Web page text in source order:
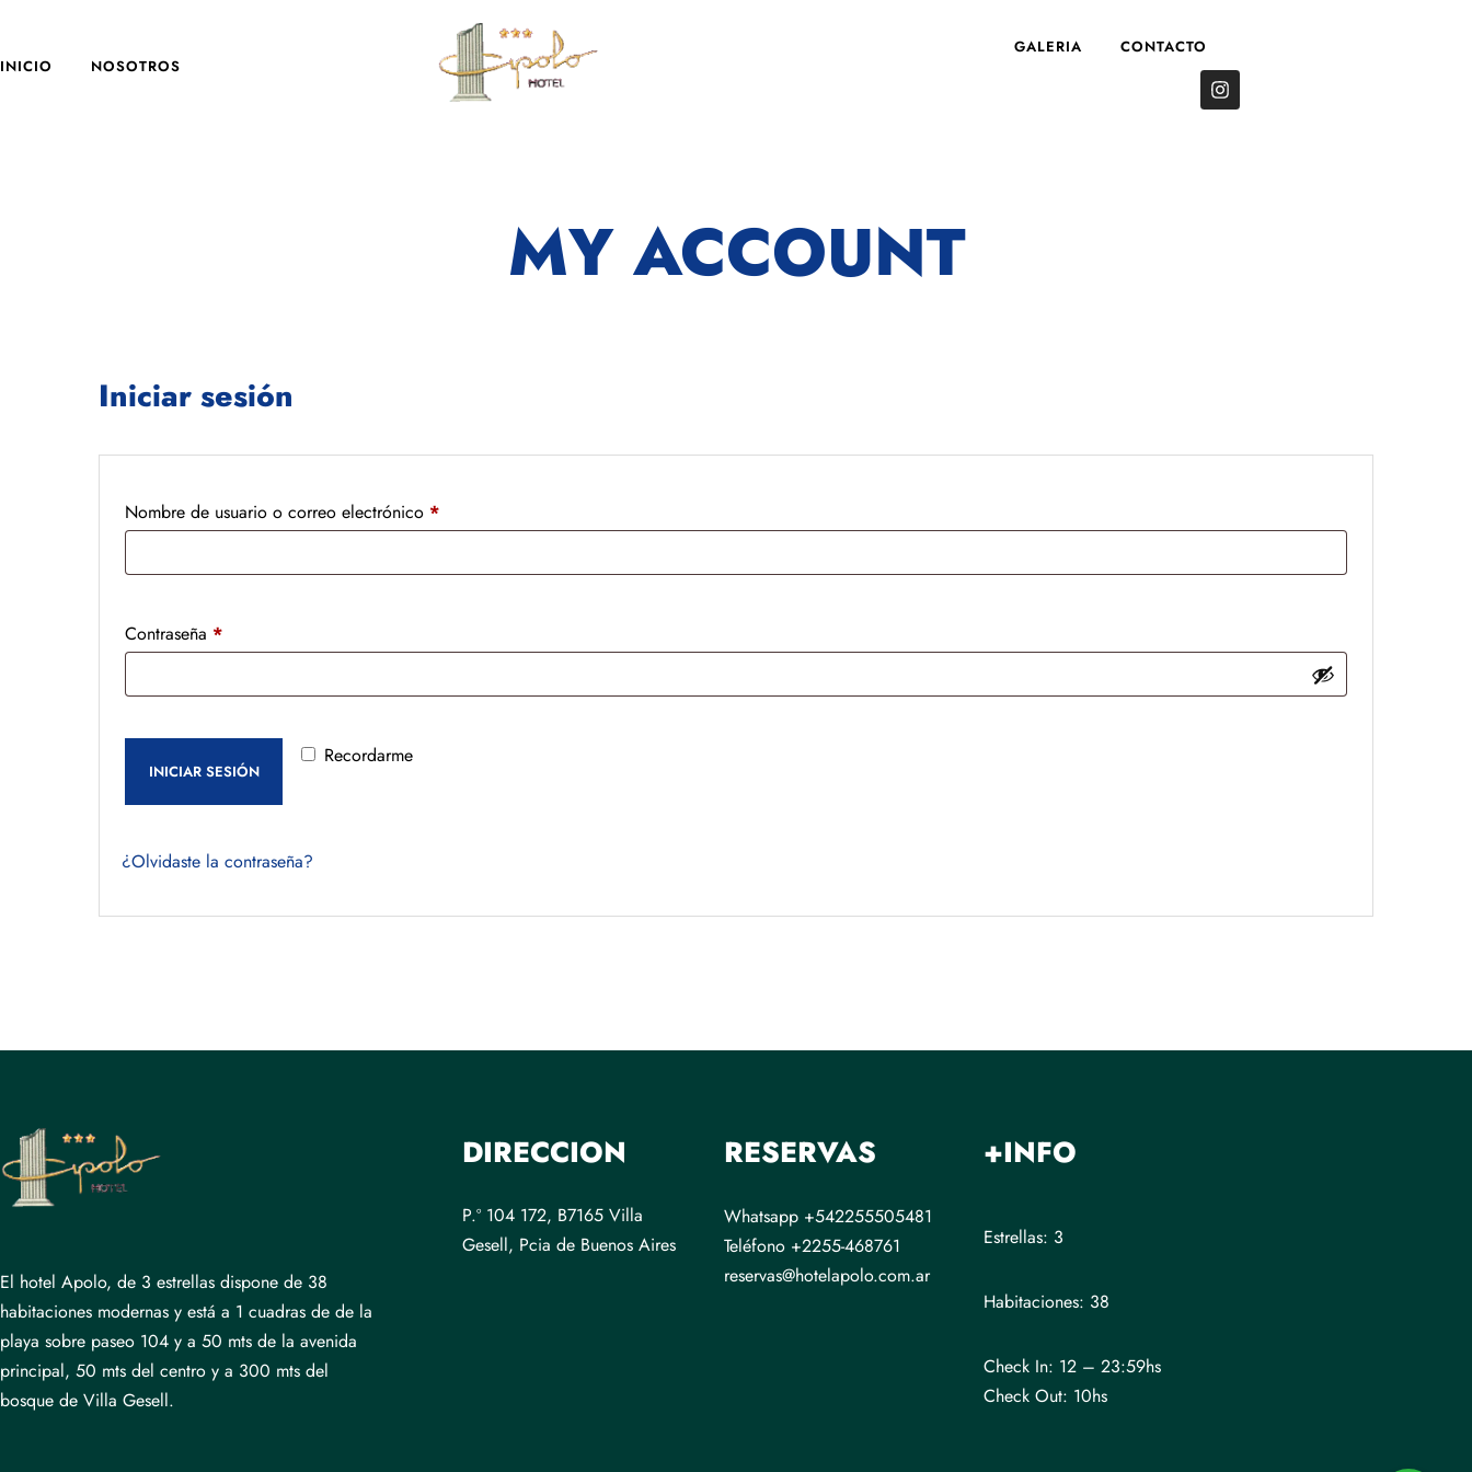
INICIO NOSOTROS
GALERIA CONTACTO
MY ACCOUNT
Iniciar sesión
Nombre de usuario o correo electrónico *
Contraseña *
Recordarme
INICIAR SESIÓN
¿Olvidaste la contraseña?
El hotel Apolo, de 3 estrellas dispone de 38
habitaciones modernas y está a 1 cuadras de de la
playa sobre paseo 104 y a 50 mts de la avenida
principal, 50 mts del centro y a 300 mts del
bosque de Villa Gesell.
DIRECCION
P.º 104 172, B7165 Villa
Gesell, Pcia de Buenos Aires
RESERVAS
Whatsapp +542255505481
Teléfono +2255-468761
reservas@hotelapolo.com.ar
+INFO
Estrellas: 3
Habitaciones: 38
Check In: 12 – 23:59hs
Check Out: 10hs